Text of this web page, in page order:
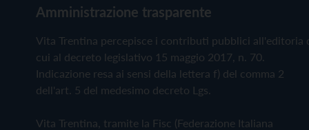
Amministrazione trasparente
Vita Trentina percepisce i contributi pubblici all'editoria
cui al decreto legislativo 15 maggio 2017, n. 70.
Indicazione resa ai sensi della lettera f) del comma 2
dell'art. 5 del medesimo decreto Lgs.
Vita Trentina, tramite la Fisc (Federazione Italiana